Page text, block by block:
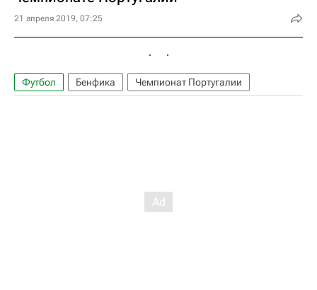
21 апреля 2019, 07:25
Футбол Бенфика Чемпионат Португалии